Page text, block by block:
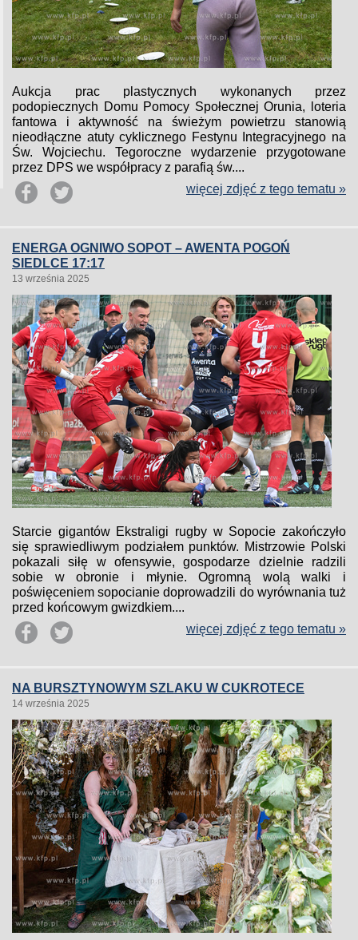
Aukcja prac plastycznych wykonanych przez
podopiecznych Domu Pomocy Społecznej Orunia, loteria
fantowa i aktywność na świeżym powietrzu stanowią
nieodłączne atuty cyklicznego Festynu Integracyjnego na
Św. Wojciechu. Tegoroczne wydarzenie przygotowane
przez DPS we współpracy z parafią św....
więcej zdjęć z tego tematu »
ENERGA OGNIWO SOPOT – AWENTA POGOŃ
SIEDLCE 17:17
13 września 2025
Starcie gigantów Ekstraligi rugby w Sopocie zakończyło
się sprawiedliwym podziałem punktów. Mistrzowie Polski
pokazali siłę w ofensywie, gospodarze dzielnie radzili
sobie w obronie i młynie. Ogromną wolą walki i
poświęceniem sopocianie doprowadzili do wyrównania tuż
przed końcowym gwizdkiem....
więcej zdjęć z tego tematu »
NA BURSZTYNOWYM SZLAKU W CUKROTECE
14 września 2025